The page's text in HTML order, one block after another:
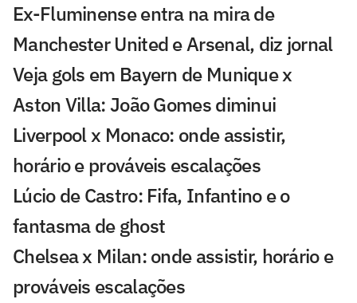
Ex-Fluminense entra na mira de
Manchester United e Arsenal, diz jornal
Veja gols em Bayern de Munique x
Aston Villa: João Gomes diminui
Liverpool x Monaco: onde assistir,
horário e prováveis escalações
Lúcio de Castro: Fifa, Infantino e o
fantasma de ghost
Chelsea x Milan: onde assistir, horário e
prováveis escalações